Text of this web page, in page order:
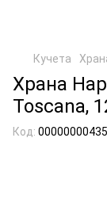
Кучета
Храна
Toscana,
Код: 00000000435